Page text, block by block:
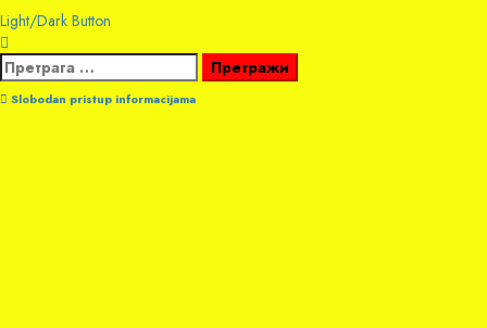
Light/Dark Button
Претрага
за:
Slobodan pristup informacijama